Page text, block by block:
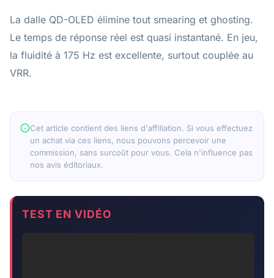
La dalle QD-OLED élimine tout smearing et ghosting.
Le temps de réponse réel est quasi instantané. En jeu,
la fluidité à 175 Hz est excellente, surtout couplée au
VRR.
Cet article contient des liens d'affiliation. Si vous effectuez
un achat via ces liens, nous pouvons percevoir une
commission, sans surcoût pour vous. Cela n'influence pas
nos avis éditoriaux.
TEST EN VIDÉO